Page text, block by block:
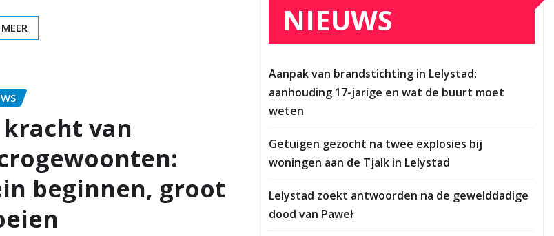
kracht van
beginnen, groot
NIEUWS
Aanpak van brandstichting in Lelystad:
aanhouding 17-jarige en wat de buurt moet
weten
Getuigen gezocht na twee explosies bij
woningen aan de Tjalk in Lelystad
Lelystad zoekt antwoorden na de gewelddadige
dood van Paweł